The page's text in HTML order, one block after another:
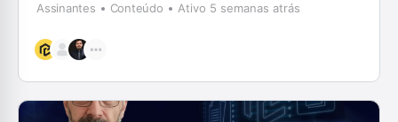
Assinantes Conteúdo Ativo 5 semanas atrás